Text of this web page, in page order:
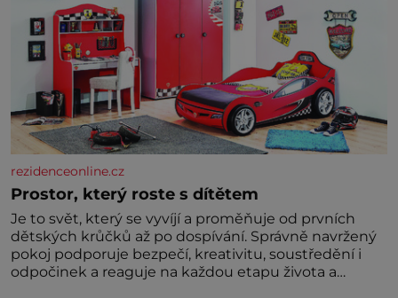
rezidenceonline.cz
Prostor, který roste s dítětem
Je to svět, který se vyvíjí a proměňuje od prvních
dětských krůčků až po dospívání. Správně navržený
pokoj podporuje bezpečí, kreativitu, soustředění i
odpočinek a reaguje na každou etapu života a